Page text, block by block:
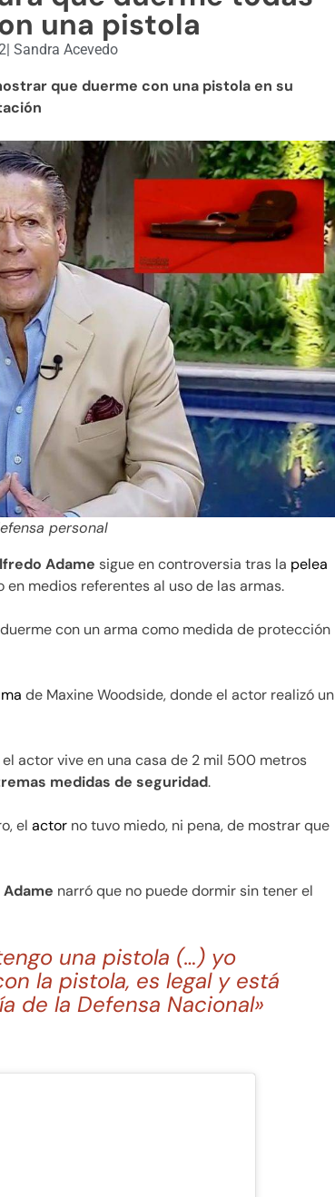
una pistola
Sandra Acevedo
que duerme con una pistola en su
personal
Adame sigue en controversia tras la pelea
medios referentes al uso de las armas.
con un arma como medida de protección
de Maxine Woodside, donde el actor realizó un
actor vive en una casa de 2 mil 500 metros
medidas de seguridad.
el actor no tuvo miedo, ni pena, de mostrar que
narró que no puede dormir sin tener el
una pistola (…) yo
la pistola, es legal y está
de la Defensa Nacional»